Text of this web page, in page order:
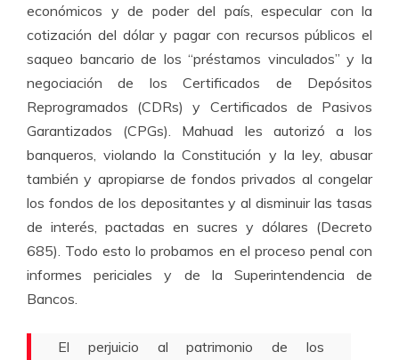
económicos y de poder del país, especular con la
cotización del dólar y pagar con recursos públicos el
saqueo bancario de los “préstamos vinculados” y la
negociación de los Certificados de Depósitos
Reprogramados (CDRs) y Certificados de Pasivos
Garantizados (CPGs). Mahuad les autorizó a los
banqueros, violando la Constitución y la ley, abusar
también y apropiarse de fondos privados al congelar
los fondos de los depositantes y al disminuir las tasas
de interés, pactadas en sucres y dólares (Decreto
685). Todo esto lo probamos en el proceso penal con
informes periciales y de la Superintendencia de
Bancos.
El perjuicio al patrimonio de los